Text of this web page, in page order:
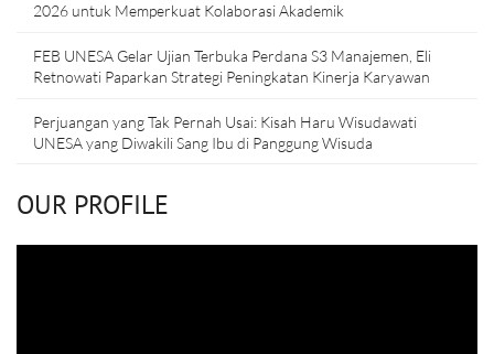
2026 untuk Memperkuat Kolaborasi Akademik
FEB UNESA Gelar Ujian Terbuka Perdana S3 Manajemen, Eli
Retnowati Paparkan Strategi Peningkatan Kinerja Karyawan
Perjuangan yang Tak Pernah Usai: Kisah Haru Wisudawati
UNESA yang Diwakili Sang Ibu di Panggung Wisuda
OUR PROFILE